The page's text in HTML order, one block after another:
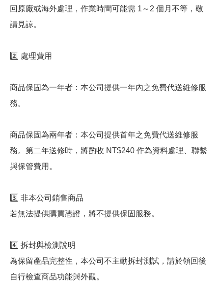
回原廠或海外處理，作業時間可能需 1～2 個月不等，敬
請見諒。
2️⃣ 處理費用
商品保固為一年者：本公司提供一年內之免費代送維修服
務。
商品保固為兩年者：本公司提供首年之免費代送維修服
務。第二年送修時，將酌收 NT$240 作為資料處理、聯繫
與保管費用。
3️⃣ 非本公司銷售商品
若無法提供購買憑證，將不提供保固服務。
4️⃣ 拆封與檢測說明
為保留產品完整性，本公司不主動拆封測試，請於領回後
自行檢查商品功能與外觀。